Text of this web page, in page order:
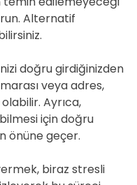
Alternatif
doğru girdiğinizden
veya adres,
Ayrıca,
için doğru
önüne geçer.
biraz stresli